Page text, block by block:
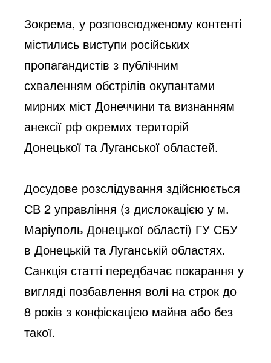
Зокрема, у розповсюдженому контенті
містились виступи російських
пропагандистів з публічним
схваленням обстрілів окупантами
мирних міст Донеччини та визнанням
анексії рф окремих територій
Донецької та Луганської областей.
Досудове розслідування здійснюється
СВ 2 управління (з дислокацією у м.
Маріуполь Донецької області) ГУ СБУ
Санкція статті передбачає покарання у
вигляді позбавлення волі на строк до
8 років з конфіскацією майна або без
такої.